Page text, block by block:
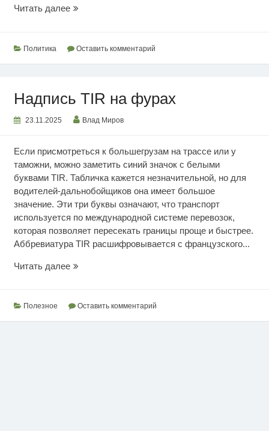
Читать далееТочка
Политика Оставить комментарий
Надпись TIR на фурах
23.11.2025 Влад Миров
Если присмотреться к большегрузам на трассе или у
таможни, можно заметить синий значок с белыми
буквами TIR. Табличка кажется незначительной, но для
водителей-дальнобойщиков она имеет большое
значение. Эти три буквы означают, что транспорт
используется по международной системе перевозок,
которая позволяет пересекать границы проще и быстрее.
Аббревиатура TIR расшифровывается с французского...
Читать далееНадпись
фурах
Полезное Оставить комментарий